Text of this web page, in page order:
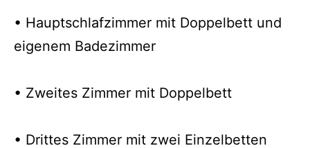
• Hauptschlafzimmer mit Doppelbett und
eigenem Badezimmer
• Zweites Zimmer mit Doppelbett
• Drittes Zimmer mit zwei Einzelbetten